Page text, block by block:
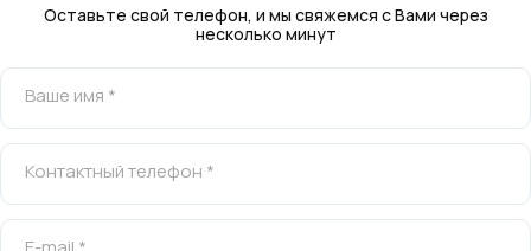
Оставьте свой телефон, и мы свяжемся с Вами через
несколько минут
Ваше имя *
Контактный телефон *